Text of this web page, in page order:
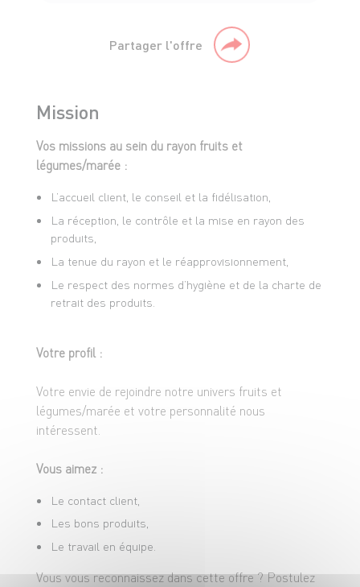
Partager l'offre
Mission
Vos missions au sein du rayon fruits et
légumes/marée :
L’accueil client, le conseil et la fidélisation,
La réception, le contrôle et la mise en rayon des
produits,
La tenue du rayon et le réapprovisionnement,
Le respect des normes d’hygiène et de la charte de
retrait des produits.
Votre profil :
Votre envie de rejoindre notre univers fruits et
légumes/marée et votre personnalité nous
intéressent.
Vous aimez :
Le contact client,
Les bons produits,
Le travail en équipe.
Vous vous reconnaissez dans cette offre ? Postulez